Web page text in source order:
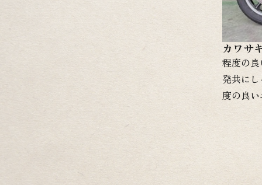
カワサ
程度の
発共に
度の良
いて、
す。車
幅広く
当店で